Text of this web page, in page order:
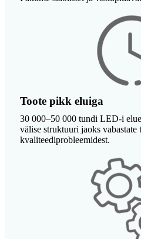
Toote pikk eluiga
30 000–50 000 tundi LED-i
välise struktuuri jaoks vabastate
kvaliteediprobleemidest.